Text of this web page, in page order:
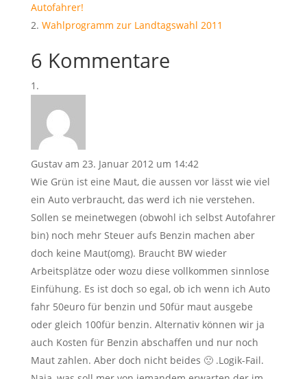
Autofahrer!
Wahlprogramm zur Landtagswahl 2011
6 Kommentare
Gustav am 23. Januar 2012 um 14:42
Wie Grün ist eine Maut, die aussen vor lässt wie viel
ein Auto verbraucht, das werd ich nie verstehen.
Sollen se meinetwegen (obwohl ich selbst Autofahrer
bin) noch mehr Steuer aufs Benzin machen aber
doch keine Maut(omg). Braucht BW wieder
Arbeitsplätze oder wozu diese vollkommen sinnlose
Einfühung. Es ist doch so egal, ob ich wenn ich Auto
fahr 50euro für benzin und 50für maut ausgebe
oder gleich 100für benzin. Alternativ können wir ja
auch Kosten für Benzin abschaffen und nur noch
Maut zahlen. Aber doch nicht beides 🙁 .Logik-Fail.